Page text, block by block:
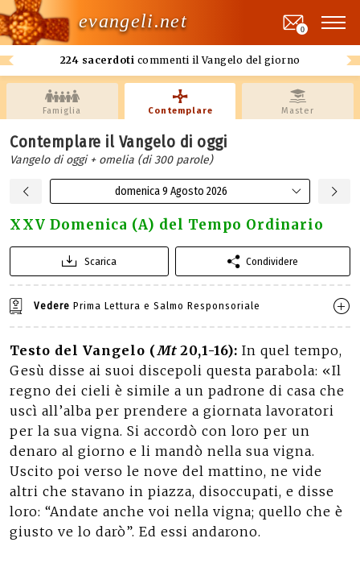
evangeli.net
224 sacerdoti commenti il Vangelo del giorno
0
Famiglia Contemplare Master
Contemplare il Vangelo di oggi
Vangelo di oggi + omelia (di 300 parole)
domenica 9 Agosto 2026
XXV Domenica (A) del Tempo Ordinario
Scarica Condividere
Vedere Prima Lettura e Salmo Responsoriale
Testo del Vangelo (Mt20,1-16): In quel tempo,
Gesù disse ai suoi discepoli questa parabola: «Il
regno dei cieli è simile a un padrone di casa che
uscì all’alba per prendere a giornata lavoratori
per la sua vigna. Si accordò con loro per un
denaro al giorno e li mandò nella sua vigna.
Uscito poi verso le nove del mattino, ne vide
altri che stavano in piazza, disoccupati, e disse
loro: “Andate anche voi nella vigna; quello che è
giusto ve lo darò”. Ed essi andarono.